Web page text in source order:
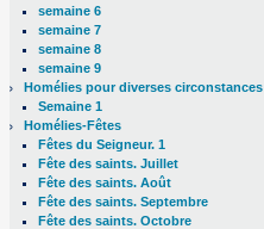
semaine 6
semaine 7
semaine 8
semaine 9
Homélies pour diverses circonstances
Semaine 1
Homélies-Fêtes
Fêtes du Seigneur. 1
Fête des saints. Juillet
Fête des saints. Août
Fête des saints. Septembre
Fête des saints. Octobre